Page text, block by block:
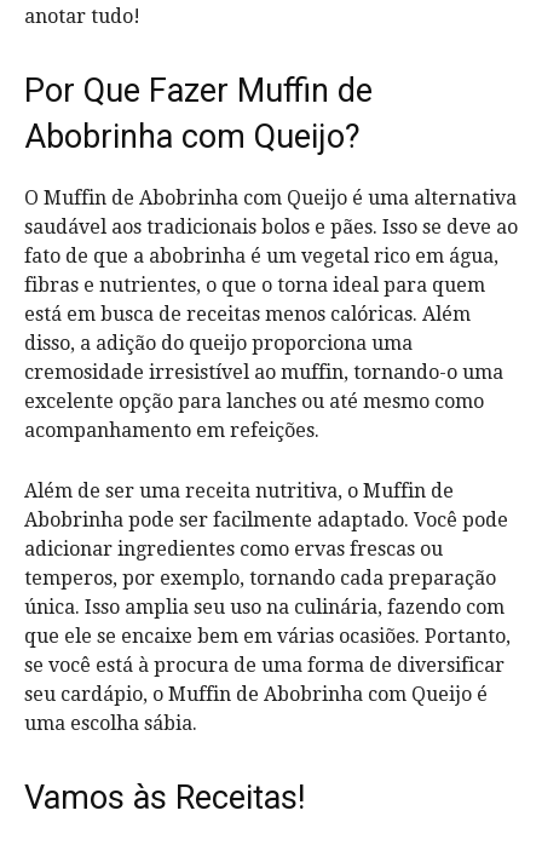
anotar tudo!
Por Que Fazer Muffin de
Abobrinha com Queijo?
O Muffin de Abobrinha com Queijo é uma alternativa
saudável aos tradicionais bolos e pães. Isso se deve ao
fato de que a abobrinha é um vegetal rico em água,
fibras e nutrientes, o que o torna ideal para quem
está em busca de receitas menos calóricas. Além
disso, a adição do queijo proporciona uma
cremosidade irresistível ao muffin, tornando-o uma
excelente opção para lanches ou até mesmo como
acompanhamento em refeições.
Além de ser uma receita nutritiva, o Muffin de
Abobrinha pode ser facilmente adaptado. Você pode
adicionar ingredientes como ervas frescas ou
temperos, por exemplo, tornando cada preparação
única. Isso amplia seu uso na culinária, fazendo com
que ele se encaixe bem em várias ocasiões. Portanto,
se você está à procura de uma forma de diversificar
seu cardápio, o Muffin de Abobrinha com Queijo é
uma escolha sábia.
Vamos às Receitas!